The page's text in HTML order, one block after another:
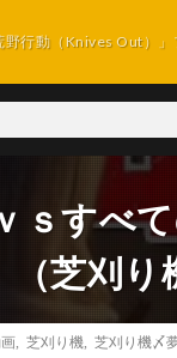
野行動（Knives Out）」
ｓすべ
芝刈り
芝刈り機 芝刈り機〆